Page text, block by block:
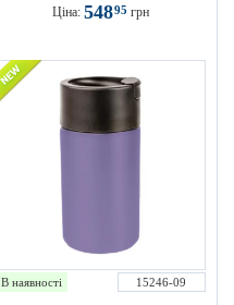
Ціна: 54895 грн
В наявності 15246-09